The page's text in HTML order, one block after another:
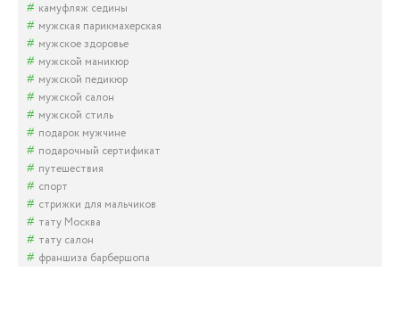
камуфляж седины
мужская парикмахерская
мужское здоровье
мужской маникюр
мужской педикюр
мужской салон
мужской стиль
подарок мужчине
подарочный сертификат
путешествия
спорт
стрижки для мальчиков
тату Москва
тату салон
франшиза барбершопа